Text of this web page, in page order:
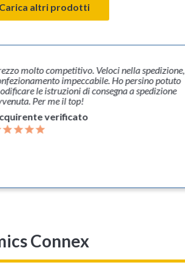
Carica altri prodotti
molto competitivo. Veloci nella spedizione,
impeccabile. Ho persino potuto
le istruzioni di consegna a spedizione
Per me il top!
verificato
Connex